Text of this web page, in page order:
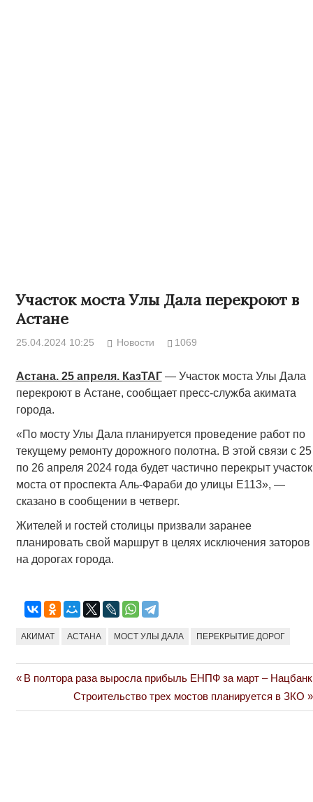
Участок моста Улы Дала перекроют в
Астане
25.04.2024 10:25 Новости 1069
Астана. 25 апреля. КазТАГ— Участок моста Улы Дала
перекроют в Астане, сообщает пресс-служба акимата
города.
«По мосту Улы Дала планируется проведение работ по
текущему ремонту дорожного полотна. В этой связи с 25
по 26 апреля 2024 года будет частично перекрыт участок
моста от проспекта Аль-Фараби до улицы Е113», —
сказано в сообщении в четверг.
Жителей и гостей столицы призвали заранее
планировать свой маршрут в целях исключения заторов
на дорогах города.
АКИМАТ АСТАНА МОСТ УЛЫ ДАЛА ПЕРЕКРЫТИЕ ДОРОГ
Навигация
по
Previous
В полтора раза выросла прибыль ЕНПФ за март – Нацбанк
Next
Post:
Строительство трех мостов планируется в ЗКО